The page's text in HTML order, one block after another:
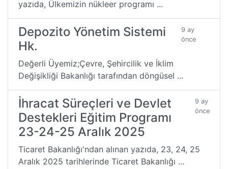
yazıda, Ülkemizin nükleer programı ...
Depozito Yönetim Sistemi
Hk.
9 ay
önce
Değerli Üyemiz;Çevre, Şehircilik ve İklim
Değişikliği Bakanlığı tarafından döngüsel ...
İhracat Süreçleri ve Devlet
Destekleri Eğitim Programı
23-24-25 Aralık 2025
9 ay
önce
Ticaret Bakanlığı'ndan alınan yazıda, 23, 24, 25
Aralık 2025 tarihlerinde Ticaret Bakanlığı ...